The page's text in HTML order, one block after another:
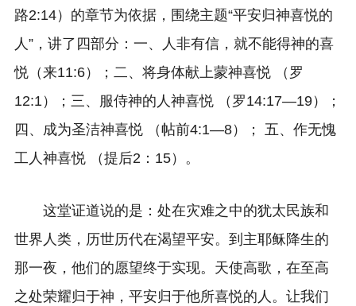
路2:14）的章节为依据，围绕主题“平安归神喜悦的
人”，讲了四部分：一、人非有信，就不能得神的喜
悦（来11:6）；二、将身体献上蒙神喜悦 （罗
12:1）；三、服侍神的人神喜悦 （罗14:17—19）；
四、成为圣洁神喜悦 （帖前4:1—8）； 五、作无愧
工人神喜悦 （提后2：15）。
这堂证道说的是：处在灾难之中的犹太民族和
世界人类，历世历代在渴望平安。到主耶稣降生的
那一夜，他们的愿望终于实现。天使高歌，在至高
之处荣耀归于神，平安归于他所喜悦的人。让我们